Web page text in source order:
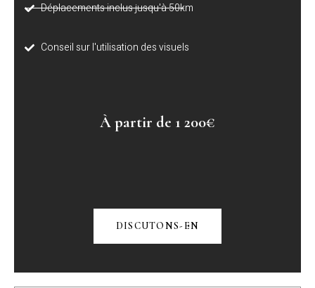
Déplacements inclus jusqu'à 50km
Conseil sur l'utilisation des visuels
À partir de 1 200€
DISCUTONS-EN